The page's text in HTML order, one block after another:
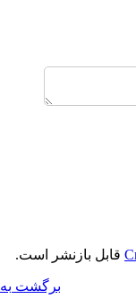
قابل بازنشر است.
برگشت